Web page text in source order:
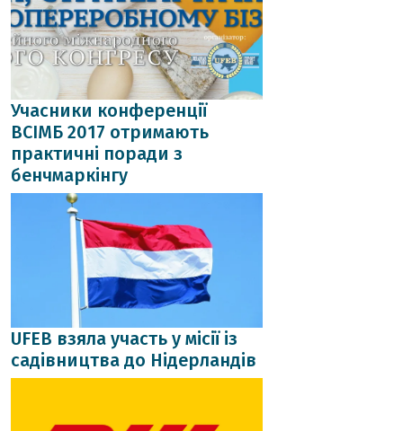
Учасники конференції
ВСІМБ 2017 отримають
практичні поради з
бенчмаркінгу
UFEB взяла участь у місії із
садівництва до Нідерландів